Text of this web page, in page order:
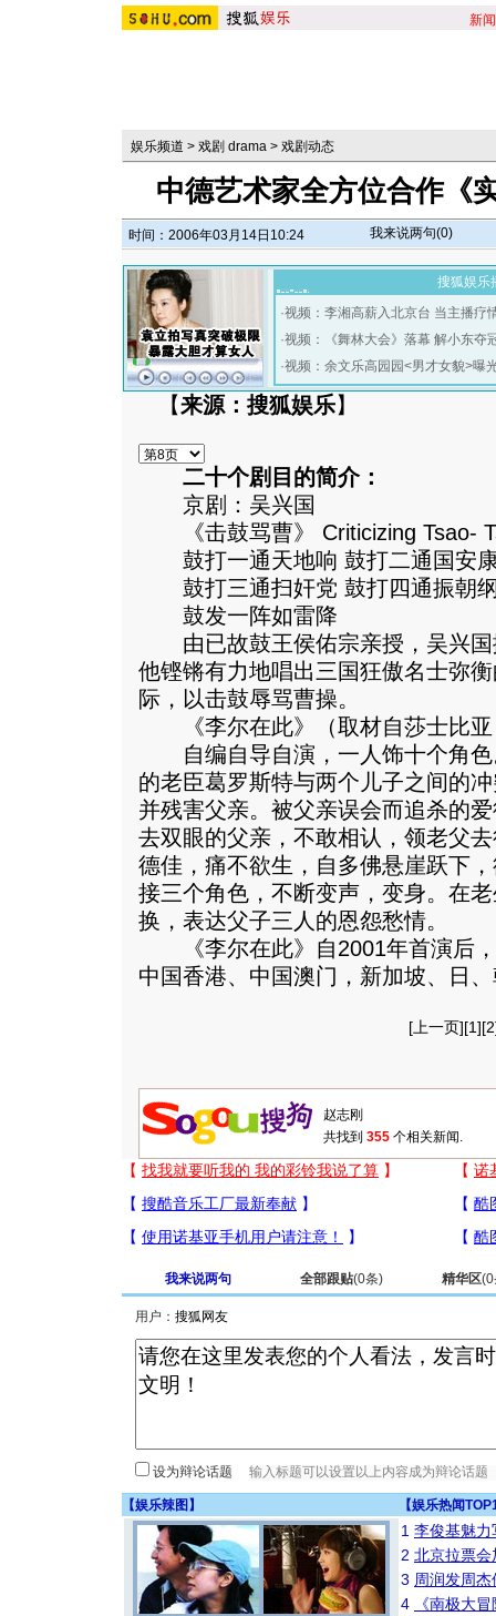
新闻
娱乐频道 > 戏剧 drama > 戏剧动态
中德艺术家全方位合作《
时间：2006年03月14日10:24 我来说两句(0)
搜狐娱乐
·视频：李湘高薪入北京台 当主播疗
·视频：《舞林大会》落幕 解小东夺
·视频：余文乐高园园<男才女貌>曝
【来源：搜狐娱乐】
二十个剧目的简介：
京剧：吴兴国
《击鼓骂曹》 Criticizing Tsao-
鼓打一通天地响 鼓打二通国安
鼓打三通扫奸党 鼓打四通振朝
鼓发一阵如雷降
由已故鼓王侯佑宗亲授，吴兴国
他铿锵有力地唱出三国狂傲名士弥
际，以击鼓辱骂曹操。
《李尔在此》（取材自莎士比亚
自编自导自演，一人饰十个角色
的老臣葛罗斯特与两个儿子之间的
并残害父亲。被父亲误会而追杀的
去双眼的父亲，不敢相认，领老父
德佳，痛不欲生，自多佛悬崖跃下
接三个角色，不断变声，变身。在
换，表达父子三人的恩怨愁情。
《李尔在此》自2001年首演后，
中国香港、中国澳门，新加坡、日
[ 上一页][1][2
共找到 355 个相关新闻.
我来说两句 全部跟贴(0条) 精华区(0
用户：
设为辩论话题
【娱乐辣图 】 【娱乐热闻
1 李俊基魅力
2 北京拉票
3 周润发周
4
《南极大